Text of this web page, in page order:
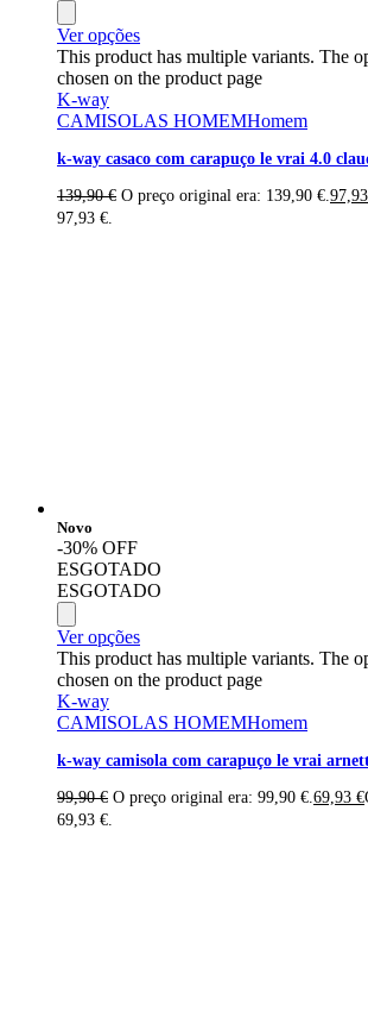
Ver opções
This product has multiple variants. The
chosen on the product page
K-way
CAMISOLAS HOMEMHomem
k-way casaco com carapuço le vrai 4.0
139,90€ O preço original era: 139,90 €. 97,93
97,93 €.
Novo
-30% OFF
ESGOTADO
ESGOTADO
Ver opções
This product has multiple variants. The
chosen on the product page
K-way
CAMISOLAS HOMEMHomem
k-way camisola com carapuço le vrai
99,90€ O preço original era: 99,90 €. 69,93 €
69,93 €.